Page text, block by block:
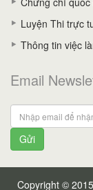
Luyện Thi trực
Thông tin việc
Email
Gửi
Copyright ©